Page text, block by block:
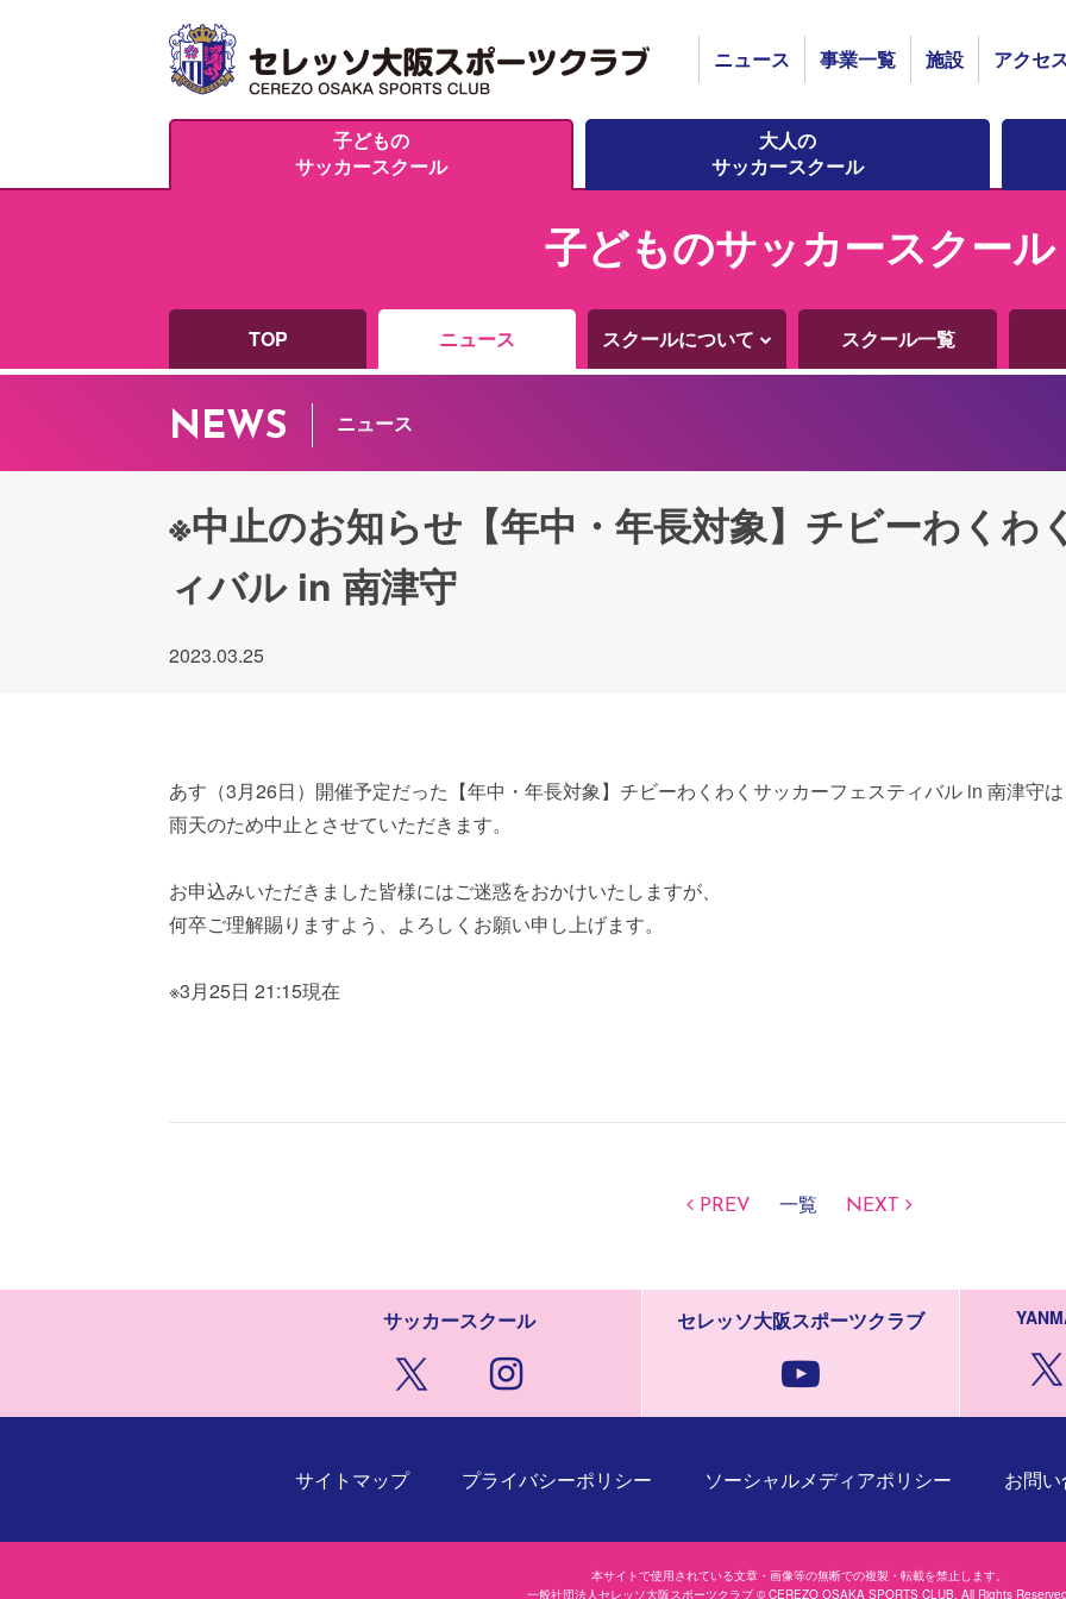
ニュース 事業一覧 施設 アクセ
子どもの
サッカースクール
大人の
サッカースクール
子どものサッカースクール
TOP ニュース スクールについて スクール一覧
NEWS ニュース
※中止のお知らせ【年中・年長対象】チビーわくわ
ィバル in 南津守
2023.03.25
あす（3月26日）開催予定だった【年中・年長対象】チビーわくわくサッカーフェスティバル in 南津守
雨天のため中止とさせていただきます。
お申込みいただきました皆様にはご迷惑をおかけいたしますが、
何卒ご理解賜りますよう、よろしくお願い申し上げます。
※3月25日 21:15現在
PREV 一覧 NEXT
サッカースクール セレッソ大阪スポーツクラブ
サイトマップ プライバシーポリシー ソーシャルメディアポリシー お問
本サイトで使用されている文章・画像等の無断での複製・転載を禁止します。
一般社団法人セレッソ大阪スポーツクラブ © CEREZO OSAKA SPORTS CLUB. All Rights